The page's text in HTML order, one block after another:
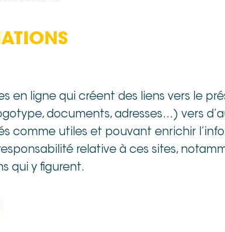
en ligne qui créent des liens vers le
documents, adresses…) vers
comme utiles et pouvant enrichir
relative à ces sites,
qui y figurent.